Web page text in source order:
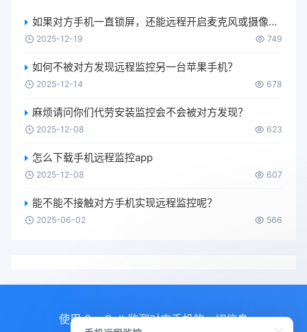
如果对方手机一直锁屏，还能远程开启麦克风或摄像头吗？
2025-12-19 749
如何不被对方发现远程监控另一台苹果手机？
2025-12-14 678
麻烦请问你们代劳安装监控会不会被对方发现？
2025-12-08 623
怎么下载手机远程监控app
2025-12-08 607
能不能不接触对方手机实现远程监控呢？
2025-06-02 566
使用 SpyCall 监测对方手机的一切信息